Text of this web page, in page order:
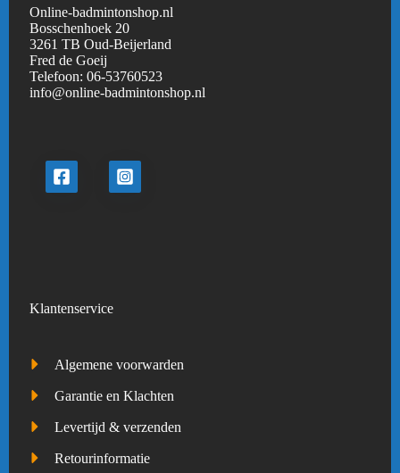
Online-badmintonshop.nl
Bosschenhoek 20
3261 TB Oud-Beijerland
Fred de Goeij
Telefoon:06-53760523
info@online-badmintonshop.nl
Klantenservice
Algemene voorwarden
Garantie en Klachten
Levertijd & verzenden
Retourinformatie